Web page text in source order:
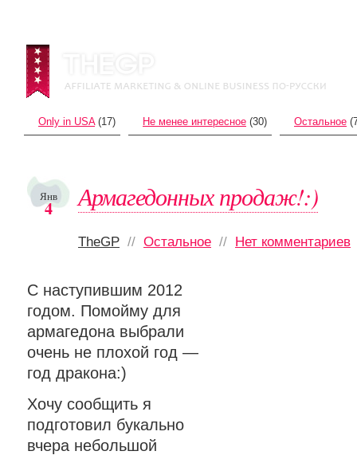
Only in USA(17) Не менее интересное (30) Остальное
Янв
4 Армагедонных продаж!:)
TheGP // Остальное // Нет комментариев
C наступившим 2012
годом. Помойму для
армагедона выбрали
очень не плохой год —
год дракона:)
Хочу сообщить я
подготовил букально
вчера небольшой